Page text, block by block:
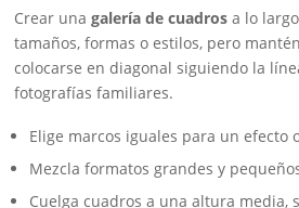
Crear unagalería de cuadros a lo
tamaños, formas o estilos, pero
colocarse en diagonal siguiendo la
fotografías familiares.
Elige marcos iguales para un efecto
Mezcla formatos grandes y
Cuelga cuadros a una altura media,